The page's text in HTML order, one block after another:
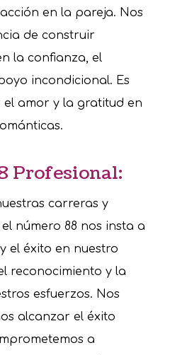
en la pareja. Nos
de construir
la confianza, el
incondicional. Es
amor y la gratitud en
Profesional:
carreras y
número 88 nos insta a
el éxito en nuestro
reconocimiento y la
esfuerzos. Nos
alcanzar el éxito
a